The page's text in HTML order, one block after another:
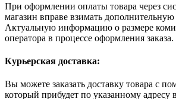
При оформлении оплаты товара через
магазин вправе взимать
Актуальную информацию о размере
оператора в процессе оформления заказа.
Курьерская доставка:
Вы можете заказать доставку товара с
который прибудет по указанному адресу